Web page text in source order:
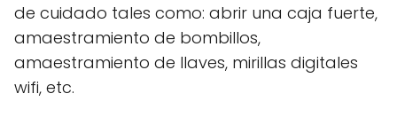
de cuidado tales como: abrir una caja fuerte,
amaestramiento de bombillos,
amaestramiento de llaves, mirillas digitales
wifi, etc.